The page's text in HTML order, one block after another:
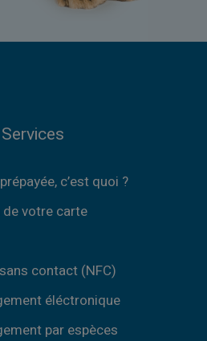
c’est quoi ?
votre carte
contact (NFC)
éléctronique
par espèces